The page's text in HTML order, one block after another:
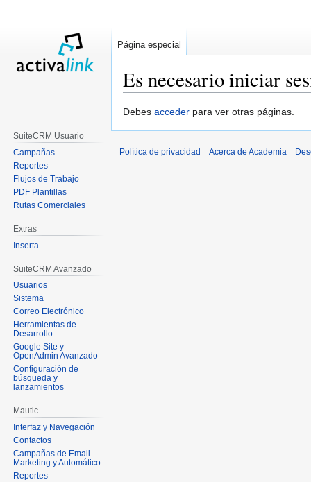
Es necesario iniciar
Ir
navegación
Ir
búsqueda
Debes acceder para ver otras páginas.
Página especial
SuiteCRM Usuario
Campañas
Reportes
Flujos de Trabajo
PDF Plantillas
Rutas Comerciales
Extras
Inserta
SuiteCRM Avanzado
Usuarios
Sistema
Correo Electrónico
Herramientas de
Desarrollo
Google Site y
OpenAdmin Avanzado
Configuración de
búsqueda y
lanzamientos
Mautic
Interfaz y Navegación
Contactos
Campañas de Email
Marketing y Automático
Reportes
Política de privacidad Acerca de Academia